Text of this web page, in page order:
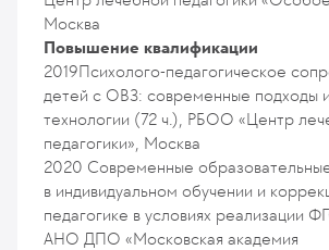
Москва
Повышение квалификации
2019Психолого-педагогическое
детей с ОВЗ: современные подходы
технологии (72 ч.), РБОО «Центр
педагогики», Москва
2020 Современные
в индивидуальном обучении и
педагогике в условиях реализации
АНО ДПО «Московская академия